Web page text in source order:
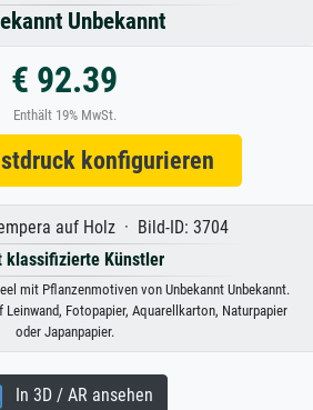
Unbekannt
€ 92.39
Enthält 19% MwSt.
konfigurieren
auf Holz · Bild-ID: 3704
klassifizierte Künstler
mit Pflanzenmotiven von Unbekannt Unbekannt.
Leinwand, Fotopapier, Aquarellkarton, Naturpapier
oder Japanpapier.
In 3D / AR ansehen